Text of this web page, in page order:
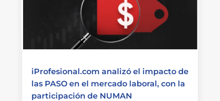
iProfesional.com analizó el impacto de
las PASO en el mercado laboral, con la
participación de NUMAN